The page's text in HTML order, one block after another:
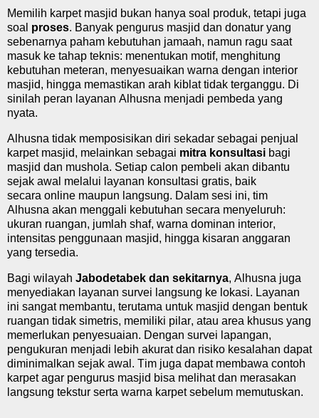
Memilih karpet masjid bukan hanya soal produk, tetapi juga
soal proses. Banyak pengurus masjid dan donatur yang
sebenarnya paham kebutuhan jamaah, namun ragu saat
masuk ke tahap teknis: menentukan motif, menghitung
kebutuhan meteran, menyesuaikan warna dengan interior
masjid, hingga memastikan arah kiblat tidak terganggu. Di
sinilah peran layanan Alhusna menjadi pembeda yang
nyata.
Alhusna tidak memposisikan diri sekadar sebagai penjual
karpet masjid, melainkan sebagai mitra konsultasi bagi
masjid dan mushola. Setiap calon pembeli akan dibantu
sejak awal melalui layanan konsultasi gratis, baik
secara online maupun langsung. Dalam sesi ini, tim
Alhusna akan menggali kebutuhan secara menyeluruh:
ukuran ruangan, jumlah shaf, warna dominan interior,
intensitas penggunaan masjid, hingga kisaran anggaran
yang tersedia.
Bagi wilayah Jabodetabek dan sekitarnya, Alhusna juga
menyediakan layanan survei langsung ke lokasi. Layanan
ini sangat membantu, terutama untuk masjid dengan bentuk
ruangan tidak simetris, memiliki pilar, atau area khusus yang
memerlukan penyesuaian. Dengan survei lapangan,
pengukuran menjadi lebih akurat dan risiko kesalahan dapat
diminimalkan sejak awal. Tim juga dapat membawa contoh
karpet agar pengurus masjid bisa melihat dan merasakan
langsung tekstur serta warna karpet sebelum memutuskan.